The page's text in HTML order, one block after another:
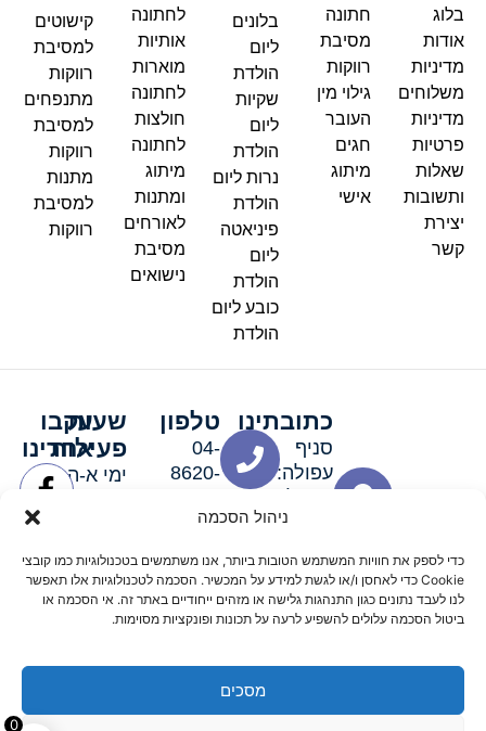
ניהול הסכמה
כדי לספק את חוויות המשתמש הטובות ביותר, אנו משתמשים בטכנולוגיות כמו קובצי
Cookie כדי לאחסן ו/או לגשת למידע על המכשיר. הסכמה לטכנולוגיות אלו תאפשר
לנו לעבד נתונים כגון התנהגות גלישה או מזהים ייחודיים באתר זה. אי הסכמה או
ביטול הסכמה עלולים להשפיע לרעה על תכונות ופונקציות מסוימות.
מסכים
0
בלוג
אודות
מדיניות
משלוחים
מדיניות
פרטיות
שאלות
ותשובות
יצירת
קשר
חתונה
מסיבת
רווקות
גילוי מין
העובר
חגים
מיתוג
אישי
בלונים
ליום
הולדת
שקיות
ליום
הולדת
נרות ליום
הולדת
פיניאטה
ליום
הולדת
כובע ליום
הולדת
לחתונה
אותיות
מוארות
לחתונה
חולצות
לחתונה
מיתוג
ומתנות
לאורחים
מסיבת
נישואים
קישוטים
למסיבת
רווקות
מתנפחים
למסיבת
רווקות
מתנות
למסיבת
רווקות
כתובתינו
סניף
עפולה:
סניף מגדל
האלה 19
טלפון
04-
8620-
שעות
פעילות
ימי א-ה:
ימי שישי
וערבי חג:
8:30-
15:00
עקבו
אחרינו